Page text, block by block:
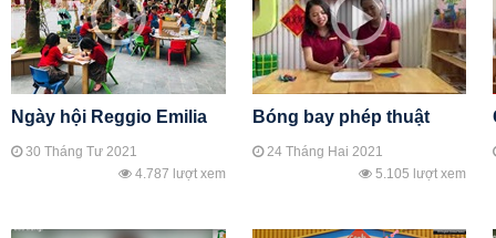
Ngày hội Reggio Emilia
30 Tháng Tư 2021
4.787 lượt xem
Bóng bay phép thuật
24 Tháng Hai 2021
5.105 lượt xem